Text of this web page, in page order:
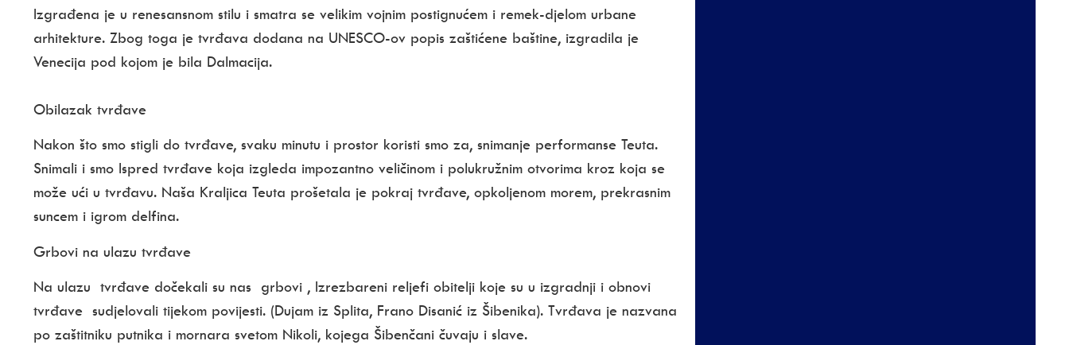
Izgrađena je u renesansnom stilu i smatra se velikim vojnim postignućem i remek-djelom urbane
arhitekture. Zbog toga je tvrđava dodana na UNESCO-ov popis zaštićene baštine, izgradila je
Venecija pod kojom je bila Dalmacija.
Obilazak tvrđave
Nakon što smo stigli do tvrđave, svaku minutu i prostor koristi smo za, snimanje performanse Teuta.
Snimali i smo Ispred tvrđave koja izgleda impozantno veličinom i polukružnim otvorima kroz koja se
može ući u tvrđavu. Naša Kraljica Teuta prošetala je pokraj tvrđave, opkoljenom morem, prekrasnim
suncem i igrom delfina.
Grbovi na ulazu tvrđave
Na ulazu tvrđave dočekali su nas grbovi , Izrezbareni reljefi obitelji koje su u izgradnji i obnovi
tvrđave sudjelovali tijekom povijesti. (Dujam iz Splita, Frano Disanić iz Šibenika). Tvrđava je nazvana
po zaštitniku putnika i mornara svetom Nikoli, kojega Šibenčani čuvaju i slave.